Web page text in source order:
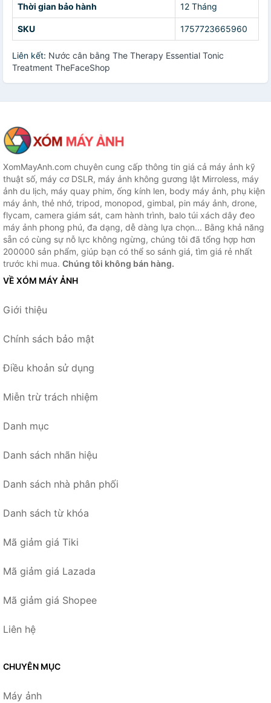
Thời gian bảo hành 12 Tháng
SKU 1757723665960
Liên kết: Nước cân bằng The Therapy Essential Tonic
Treatment TheFaceShop
XomMayAnh.com chuyên cung cấp thông tin giá cả máy ảnh kỹ
thuật số, máy cơ DSLR, máy ảnh không gương lật Mirroless, máy
ảnh du lịch, máy quay phim, ống kính len, body máy ảnh, phụ kiện
máy ảnh, thẻ nhớ, tripod, monopod, gimbal, pin máy ảnh, drone,
flycam, camera giám sát, cam hành trình, balo túi xách dây đeo
máy ảnh phong phú, đa dạng, dễ dàng lựa chọn... Bằng khả năng
sẵn có cùng sự nỗ lực không ngừng, chúng tôi đã tổng hợp hơn
200000 sản phẩm, giúp bạn có thể so sánh giá, tìm giá rẻ nhất
trước khi mua. Chúng tôi không bán hàng.
VỀ XÓM MÁY ẢNH
Giới thiệu
Chính sách bảo mật
Điều khoản sử dụng
Miễn trừ trách nhiệm
Danh mục
Danh sách nhãn hiệu
Danh sách nhà phân phối
Danh sách từ khóa
Mã giảm giá Tiki
Mã giảm giá Lazada
Mã giảm giá Shopee
Liên hệ
CHUYÊN MỤC
Máy ảnh